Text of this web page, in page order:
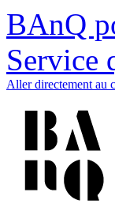
BAnQ
Service
Aller directement au